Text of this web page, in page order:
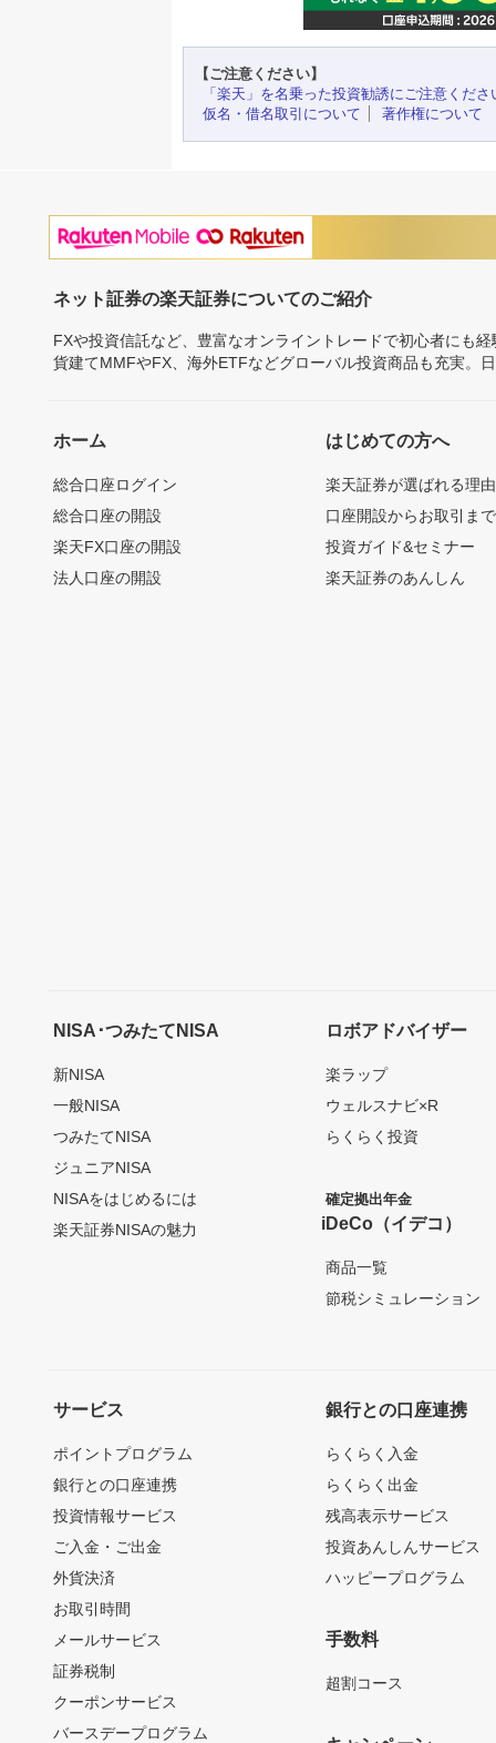
【ご注意ください】
「楽天」を名乗った投資勧誘にご注意くださ
仮名・借名取引について
著作権について
ネット証券の楽天証券についてのご紹介
FXや投資信託など、豊富なオンライントレードで初心者にも
貨建てMMFやFX、海外ETFなどグローバル投資商品も充実。
ホーム
総合口座ログイン
総合口座の開設
楽天FX口座の開設
法人口座の開設
はじめての方へ
楽天証券が選ばれる理由
口座開設からお取引ま
投資ガイド&セミナー
楽天証券のあんしん
NISA･つみたてNISA
新NISA
一般NISA
つみたてNISA
ジュニアNISA
NISAをはじめるには
楽天証券NISAの魅力
ロボアドバイザー
楽ラップ
ウェルスナビ×R
らくらく投資
確定拠出年金
iDeCo（イデコ）
商品一覧
節税シミュレーション
サービス
ポイントプログラム
銀行との口座連携
投資情報サービス
ご入金・ご出金
外貨決済
お取引時間
メールサービス
証券税制
クーポンサービス
バースデープログラム
銀行との口座連携
らくらく入金
らくらく出金
残高表示サービス
投資あんしんサービス
ハッピープログラム
手数料
超割コース